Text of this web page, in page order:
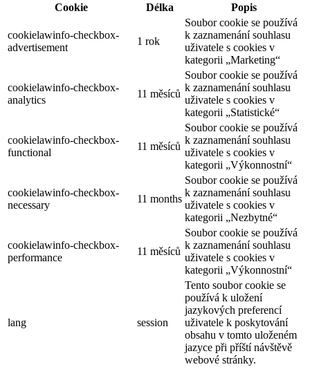
Cookie
Délka Popis
cookielawinfo-checkbox-
advertisement
1 rok
Soubor cookie se používá
k zaznamenání souhlasu
uživatele s cookies v
kategorii „Marketing“
cookielawinfo-checkbox-
analytics
11 měsíců
Soubor cookie se používá
k zaznamenání souhlasu
uživatele s cookies v
kategorii „Statistické“
cookielawinfo-checkbox-
functional
11 měsíců
Soubor cookie se používá
k zaznamenání souhlasu
uživatele s cookies v
kategorii „Výkonnostní“
cookielawinfo-checkbox-
necessary
11 months
Soubor cookie se používá
k zaznamenání souhlasu
uživatele s cookies v
kategorii „Nezbytné“
cookielawinfo-checkbox-
performance
11 měsíců
Soubor cookie se používá
k zaznamenání souhlasu
uživatele s cookies v
kategorii „Výkonnostní“
lang session
Tento soubor cookie se
používá k uložení
jazykových preferencí
uživatele k poskytování
obsahu v tomto uloženém
jazyce při příští návštěvě
webové stránky.